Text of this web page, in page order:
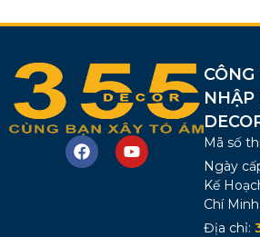
NHẬP
Mã số
Ngày
Kế
Chí
Địa chỉ: